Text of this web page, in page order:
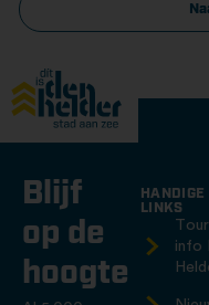
Blijf
op de
hoogte
HANDIGE
LINKS
info